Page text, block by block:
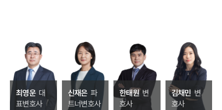
사단법인 사회고용정책개발원 감사
최영운 대
표변호사
신재은 파
트너변호사
한태원 변
호사
김채민 변
호사